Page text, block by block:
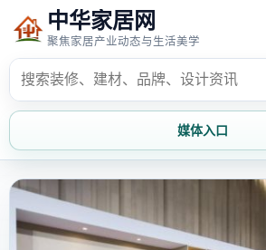
中华家居网
聚焦家居产业动态与生活美学
媒体入口
首页 家居资讯
家居风水 家居欣赏